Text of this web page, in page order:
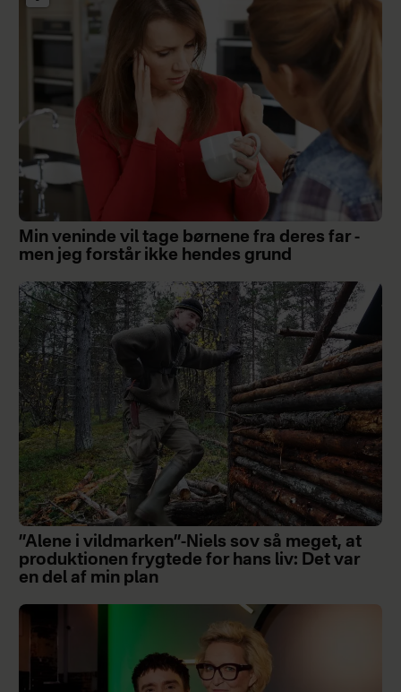
Min veninde vil tage børnene fra deres far -
men jeg forstår ikke hendes grund
”Alene i vildmarken”-Niels sov så meget, at
produktionen frygtede for hans liv: Det var
en del af min plan